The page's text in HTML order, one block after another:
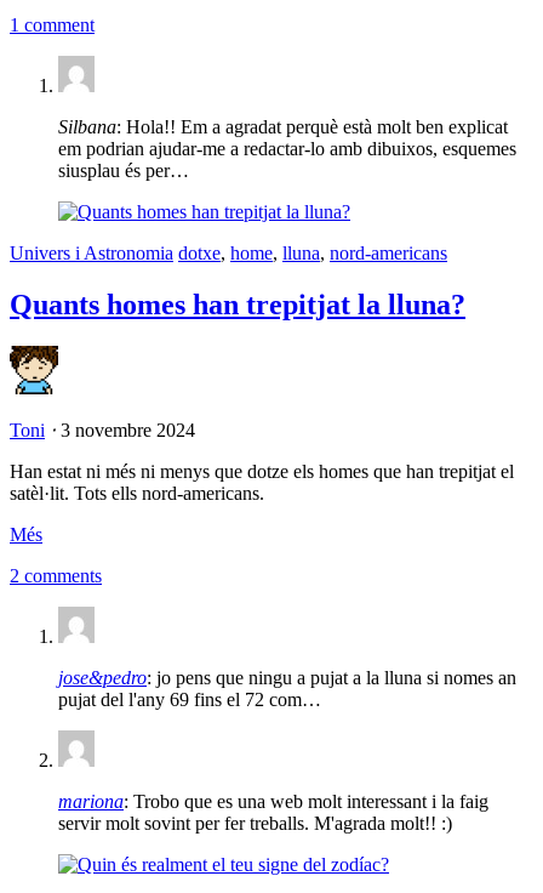
1 comment
Silbana: Hola!! Em a agradat perquè està molt ben explicat
em podrian ajudar-me a redactar-lo amb dibuixos, esquemes
siusplau és per…
Univers i Astronomia dotxe, home, lluna, nord-americans
Quants homes han trepitjat la lluna?
Toni ⋅ 3 novembre 2024
Han estat ni més ni menys que dotze els homes que han trepitjat el
satèl·lit. Tots ells nord-americans.
Més
2 comments
jose&pedro: jo pens que ningu a pujat a la lluna si nomes an
pujat del l'any 69 fins el 72 com…
mariona: Trobo que es una web molt interessant i la faig
servir molt sovint per fer treballs. M'agrada molt!! :)